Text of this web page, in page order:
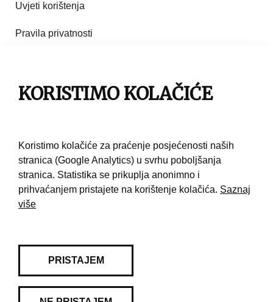
Uvjeti korištenja
Pravila privatnosti
Pravila korištenja
KORISTIMO KOLAČIĆE
Koristimo kolačiće za praćenje posjećenosti naših
stranica (Google Analytics) u svrhu poboljšanja
stranica. Statistika se prikuplja anonimno i
prihvaćanjem pristajete na korištenje kolačića. Saznaj
više
PRISTAJEM